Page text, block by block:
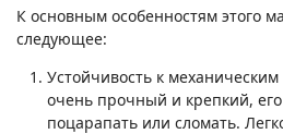
К основным особенностям этого
следующее:
Устойчивость к
очень прочный и крепкий, его
поцарапать или сломать.